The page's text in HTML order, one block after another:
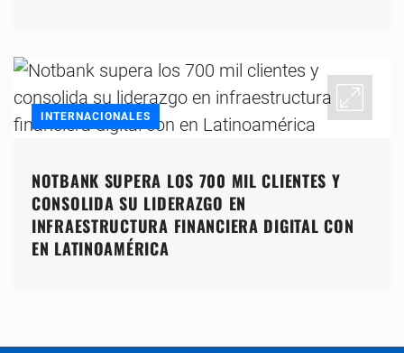
INTERNACIONALES
NOTBANK SUPERA LOS 700 MIL CLIENTES Y
CONSOLIDA SU LIDERAZGO EN
INFRAESTRUCTURA FINANCIERA DIGITAL CON
EN LATINOAMÉRICA